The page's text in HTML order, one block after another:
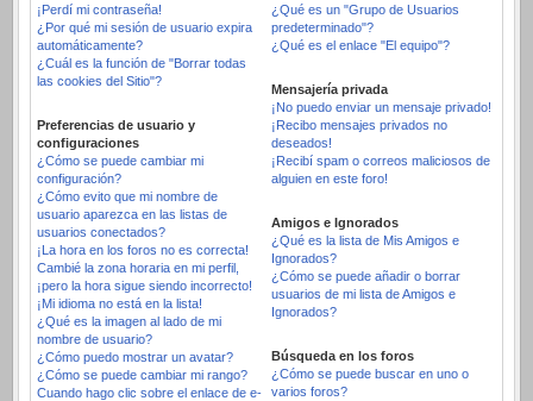
¡Perdí mi contraseña!
¿Por qué mi sesión de usuario expira
automáticamente?
¿Cuál es la función de "Borrar todas
las cookies del Sitio"?
Preferencias de usuario y
configuraciones
¿Cómo se puede cambiar mi
configuración?
¿Cómo evito que mi nombre de
usuario aparezca en las listas de
usuarios conectados?
¡La hora en los foros no es correcta!
Cambié la zona horaria en mi perfil,
¡pero la hora sigue siendo incorrecto!
¡Mi idioma no está en la lista!
¿Qué es la imagen al lado de mi
nombre de usuario?
¿Cómo puedo mostrar un avatar?
¿Cómo se puede cambiar mi rango?
Cuando hago clic sobre el enlace de e-
¿Qué es un "Grupo de Usuarios
predeterminado"?
¿Qué es el enlace "El equipo"?
Mensajería privada
¡No puedo enviar un mensaje privado!
¡Recibo mensajes privados no
deseados!
¡Recibí spam o correos maliciosos de
alguien en este foro!
Amigos e Ignorados
¿Qué es la lista de Mis Amigos e
Ignorados?
¿Cómo se puede añadir o borrar
usuarios de mi lista de Amigos e
Ignorados?
Búsqueda en los foros
¿Cómo se puede buscar en uno o
varios foros?